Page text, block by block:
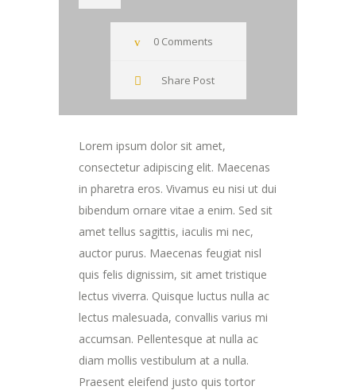
0 Comments
Share Post
Lorem ipsum dolor sit amet,
consectetur adipiscing elit. Maecenas
in pharetra eros. Vivamus eu nisi ut dui
bibendum ornare vitae a enim. Sed sit
amet tellus sagittis, iaculis mi nec,
auctor purus. Maecenas feugiat nisl
quis felis dignissim, sit amet tristique
lectus viverra. Quisque luctus nulla ac
lectus malesuada, convallis varius mi
accumsan. Pellentesque at nulla ac
diam mollis vestibulum at a nulla.
Praesent eleifend justo quis tortor